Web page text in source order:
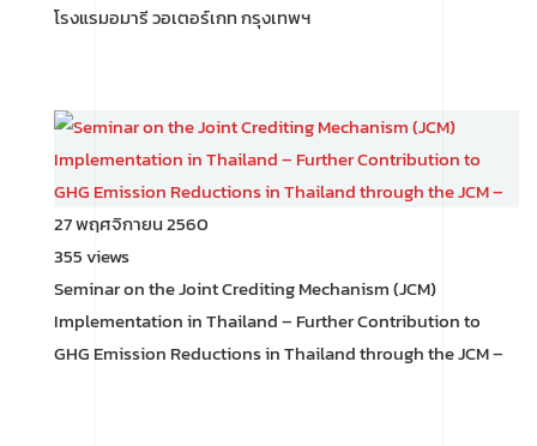
โรงแรมอมารี วอเตอร์เกท กรุงเทพฯ
27 พฤศจิกายน 2560
355 views
Seminar on the Joint Crediting Mechanism (JCM)
Implementation in Thailand – Further Contribution to
GHG Emission Reductions in Thailand through the JCM –